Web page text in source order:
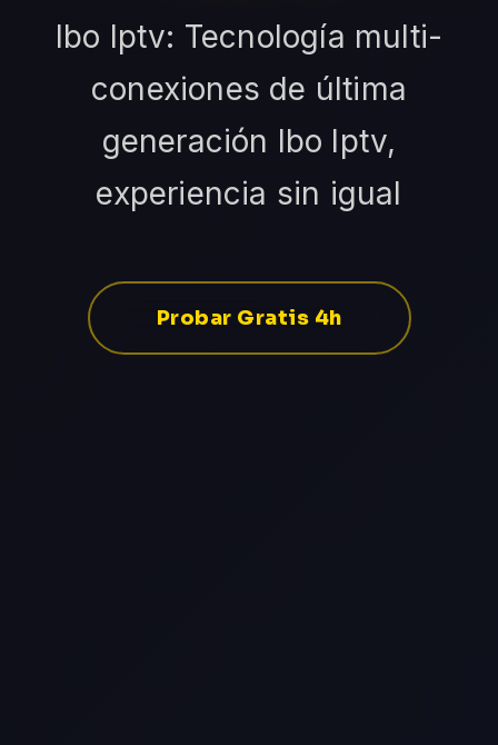
Ibo Iptv: Tecnología multi-
conexiones de última
generación Ibo Iptv,
experiencia sin igual
Probar Gratis 4h